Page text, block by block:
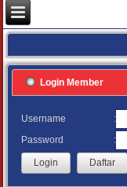
Login Member
Username
:
Password
: